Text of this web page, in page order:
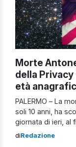
Morte
della Privacy
età
PALERMO – La
soli 10 anni, ha
giornata di ieri, al
dovuti
diRedazione